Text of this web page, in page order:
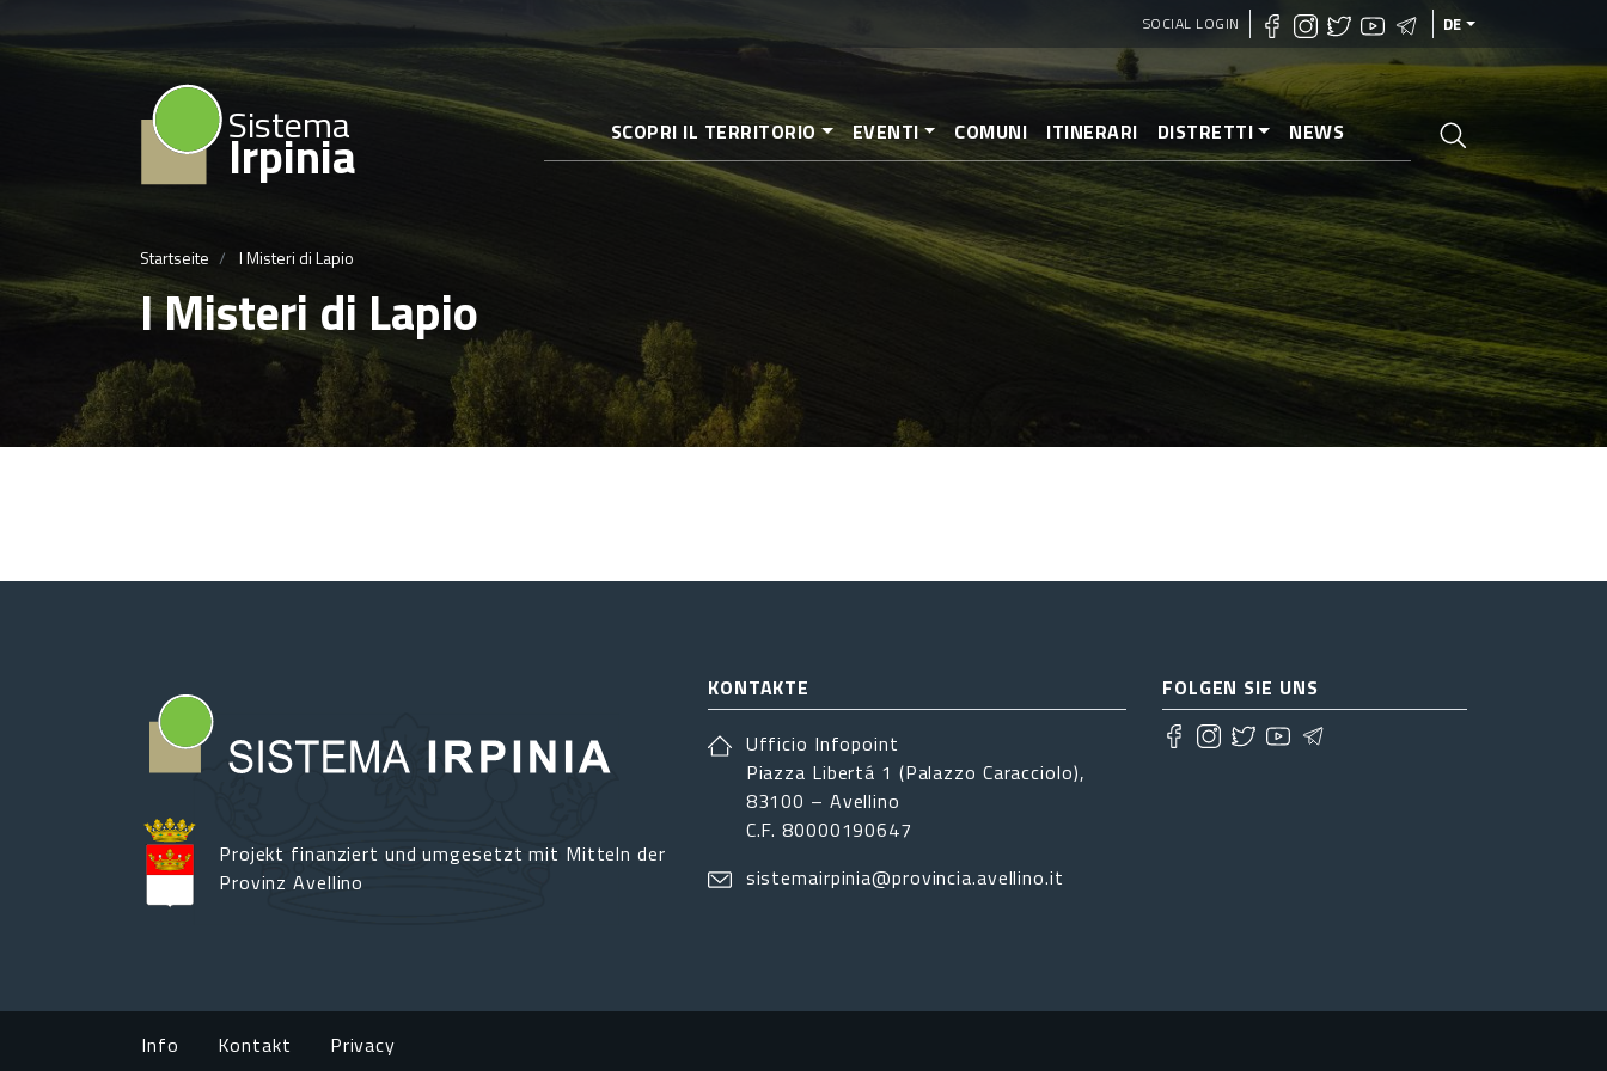
zum
SOCIAL LOGIN DE
Sistema
Irpinia SCOPRI IL TERRITORIO EVENTI COMUNI ITINERARI DISTRETTI NEWS
Startseite I Misteri di Lapio
I Misteri di Lapio
Projekt finanziert und umgesetzt mit Mitteln der
Provinz Avellino
KONTAKTE
Ufficio Infopoint
Piazza Libertá 1 (Palazzo Caracciolo),
83100 – Avellino
C.F. 80000190647
sistemairpinia@provincia.avellino.it
FOLGEN SIE UNS
Footer menu
Info Kontakt Privacy